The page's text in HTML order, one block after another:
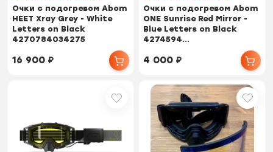
Очки с подогревом Abom
HEET Xray Grey - White
Letters on Black
4270784034275
16 900₽
Очки с подогревом Abom
ONE Sunrise Red Mirror -
Blue Letters on Black
4274594...
4 000₽